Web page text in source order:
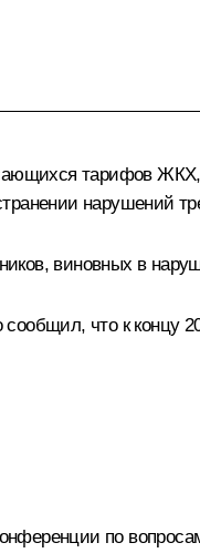
тарифов ЖКХ,
нарушений
виновных в
сообщил, что к
по